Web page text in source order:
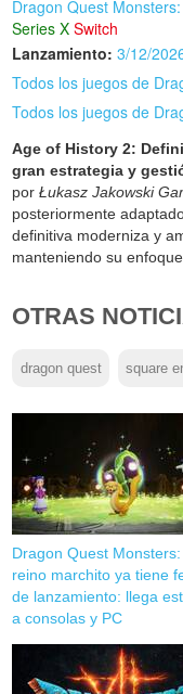
Dragon Quest
Series X Switch
Lanzamiento: 3/12/
Todos los juegos de
Todos los juegos de
Age of History 2:
gran estrategia y
porŁukasz Jakowski
posteriormente
definitiva moderniza y
manteniendo su
OTRAS
dragon quest square
Dragon Quest
reino marchito ya tiene
de lanzamiento: llega
a consolas y PC